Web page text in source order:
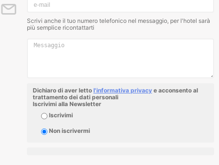
Scrivi anche il tuo numero telefonico nel messaggio, per l'hotel sarà
più semplice ricontattarti
Dichiaro di aver letto l'informativa privacy e acconsento al
trattamento dei dati personali
Iscrivimi alla Newsletter
Iscrivimi
Non iscrivermi